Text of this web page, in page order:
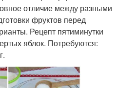
отличие между разными
фруктов перед
Рецепт пятиминутки
яблок. Потребуются: